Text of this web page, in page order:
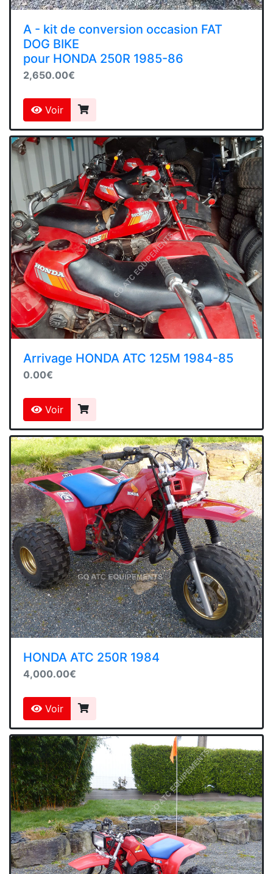
A - kit de conversion occasion FAT
DOG BIKE
pour HONDA 250R 1985-86
2,650.00€
Voir
Arrivage HONDA ATC 125M 1984-85
0.00€
Voir
HONDA ATC 250R 1984
4,000.00€
Voir